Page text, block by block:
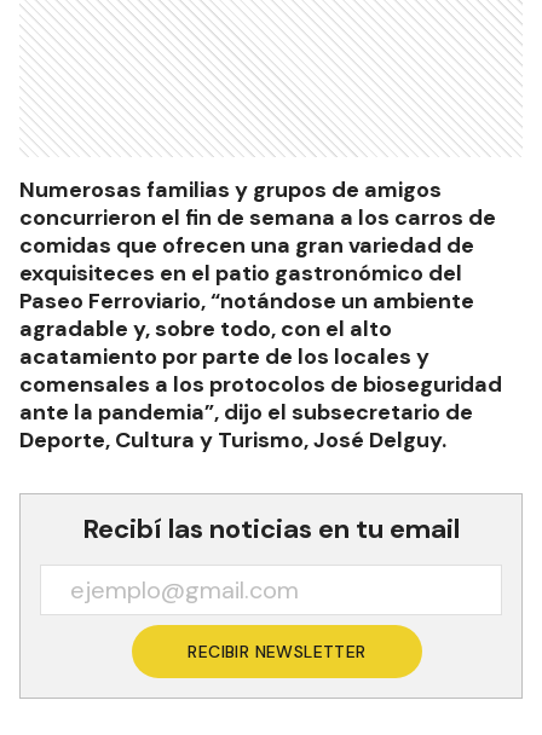
Numerosas familias y grupos de amigos
concurrieron el fin de semana a los carros de
comidas que ofrecen una gran variedad de
exquisiteces en el patio gastronómico del
Paseo Ferroviario, “notándose un ambiente
agradable y, sobre todo, con el alto
acatamiento por parte de los locales y
comensales a los protocolos de bioseguridad
ante la pandemia”, dijo el subsecretario de
Deporte, Cultura y Turismo, José Delguy.
Recibí las noticias en tu email
RECIBIR NEWSLETTER